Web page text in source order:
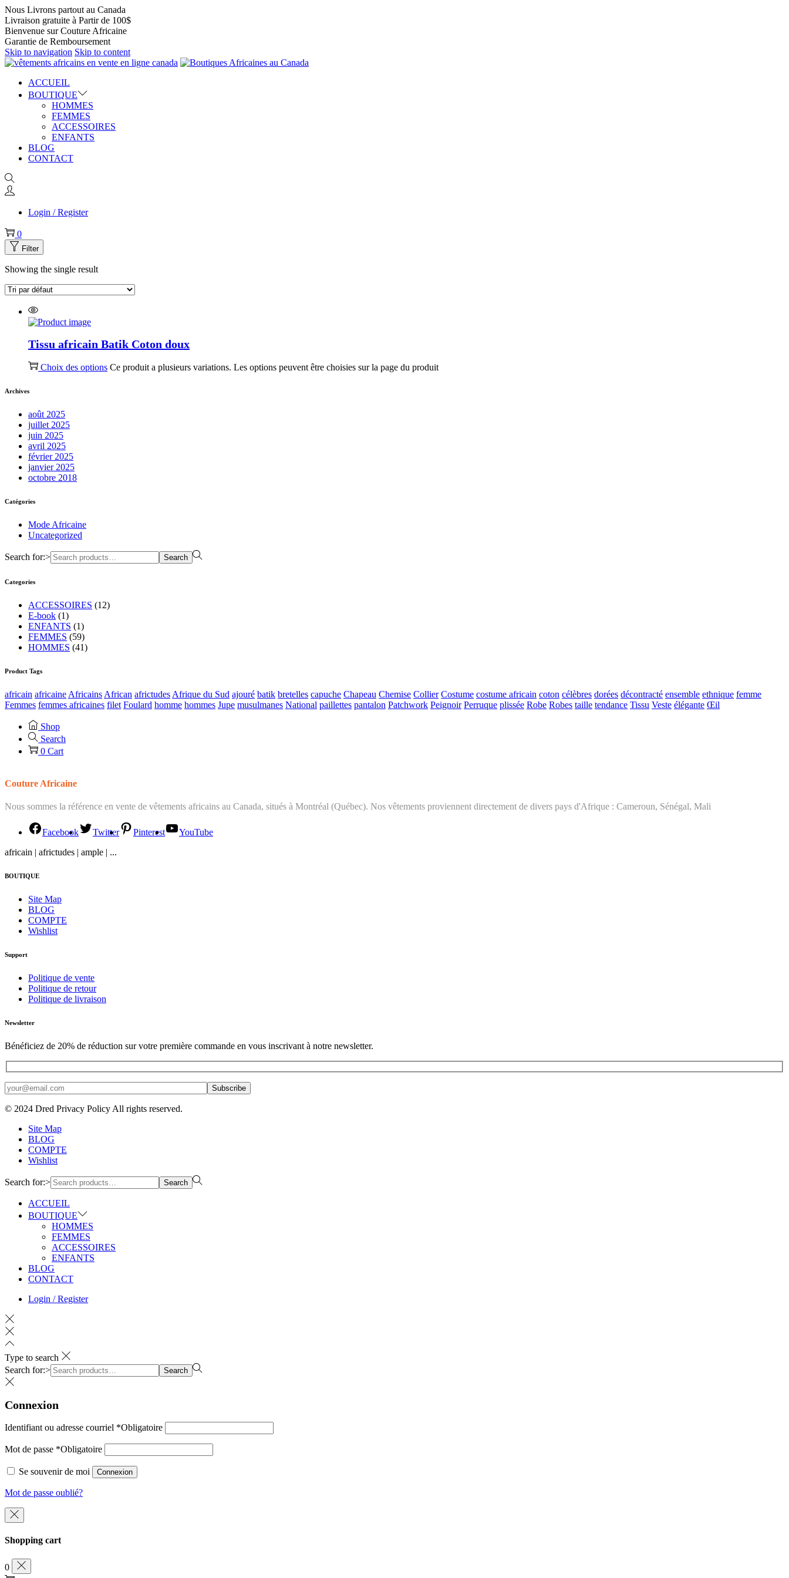
Nous Livrons partout au Canada
Livraison gratuite à Partir de 100$
Bienvenue sur Couture Africaine
Garantie de Remboursement
Skip to navigation Skip to content
ACCUEIL
BOUTIQUE
HOMMES
FEMMES
ACCESSOIRES
ENFANTS
BLOG
CONTACT
Login / Register
0
Filter
Showing the single result
Tissu africain Batik Coton doux
Choix des options Ce produit a plusieurs variations. Les options peuvent être choisies sur la page du produit
Archives
août 2025
juillet 2025
juin 2025
avril 2025
février 2025
janvier 2025
octobre 2018
Catégories
Mode Africaine
Uncategorized
Search for:> Search
Categories
ACCESSOIRES (12)
E-book (1)
ENFANTS (1)
FEMMES (59)
HOMMES (41)
Product Tags
africain africaine Africains African africtudes Afrique du Sud ajouré batik bretelles capuche Chapeau Chemise Collier Costume costume africain coton célèbres dorées décontracté ensemble ethnique femme
Femmes femmes africaines filet Foulard homme hommes Jupe musulmanes National paillettes pantalon Patchwork Peignoir Perruque plissée Robe Robes taille tendance Tissu Veste élégante Œil
Shop
Search
0 Cart
Couture Africaine
Nous sommes la référence en vente de vêtements africains au Canada, situés à Montréal (Québec). Nos vêtements proviennent directement de divers pays d'Afrique : Cameroun, Sénégal, Mali
Facebook Twitter Pinterest
YouTube
africain | africtudes | ample | ...
BOUTIQUE
Site Map
BLOG
COMPTE
Wishlist
Support
Politique de vente
Politique de retour
Politique de livraison
Newsletter
Bénéficiez de 20% de réduction sur votre première commande en vous inscrivant à notre newsletter.
© 2024 Dred Privacy Policy All rights reserved.
Site Map
BLOG
COMPTE
Wishlist
Search for:> Search
ACCUEIL
BOUTIQUE
HOMMES
FEMMES
ACCESSOIRES
ENFANTS
BLOG
CONTACT
Login / Register
Type to search
Search for:>
Search
Connexion
Identifiant ou adresse courriel *Obligatoire
Mot de passe *Obligatoire
Se souvenir de moi Connexion
Mot de passe oublié?
Shopping cart
0